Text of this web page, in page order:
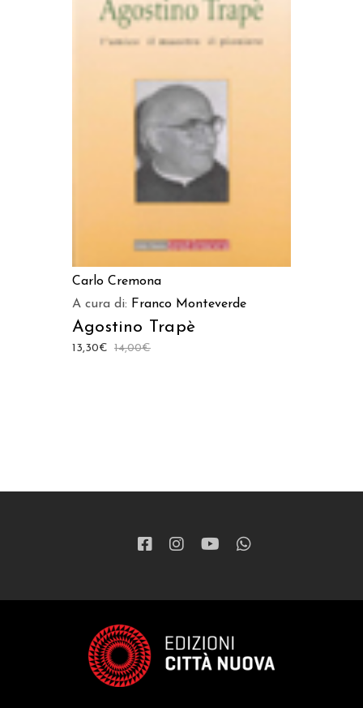
LEGGI TUTTO
Carlo Cremona
A cura di: Franco Monteverde
Agostino Trapè
14,00€
13,30€